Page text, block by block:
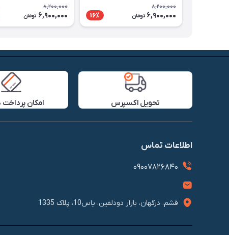
8,200,000
6,900,000 تومان 16٪
8,200,000
6,900,000 تومان
تحویل اکسپرس امکان
اطلاعات تماس
09007826840
قشم، درگهان، بازار دودلفین، یاس10، پلاک 1335